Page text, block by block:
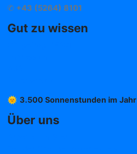
✆ +43 (5264) 8101
Gut zu wissen
🌞 3.500 Sonnenstunden im Jahr
Über uns